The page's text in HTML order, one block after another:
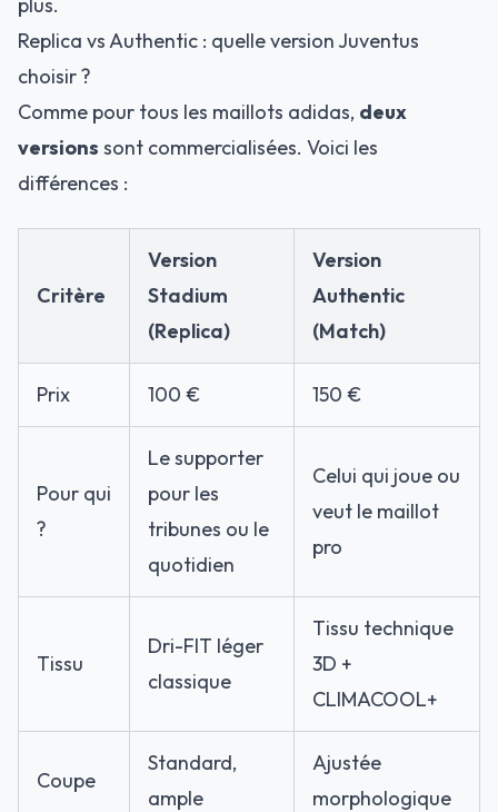
Replica vs Authentic : quelle version Juventus
choisir ?
Comme pour tous les maillots adidas, deux
versions sont commercialisées. Voici les
différences :
Critère
Version
Stadium
(Replica)
Version
Authentic
(Match)
Prix 100 € 150 €
Pour qui
?
Le supporter
pour les
tribunes ou le
quotidien
Celui qui joue ou
veut le maillot
pro
Tissu
Dri-FIT léger
classique
Tissu technique
3D +
CLIMACOOL+
Coupe
Standard,
ample
Ajustée
morphologique